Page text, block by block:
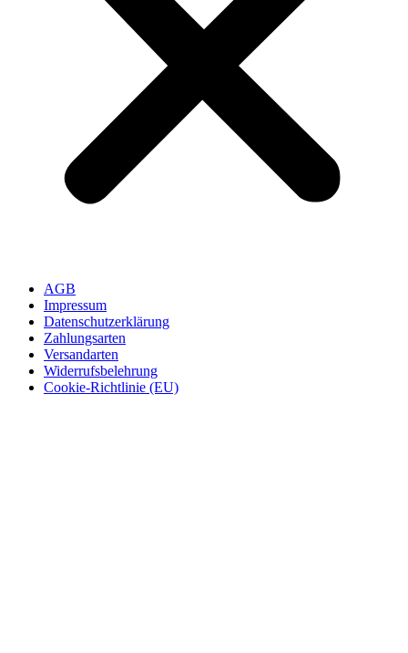
AGB
Impressum
Datenschutzerklärung
Zahlungsarten
Versandarten
Widerrufsbelehrung
Cookie-Richtlinie (EU)